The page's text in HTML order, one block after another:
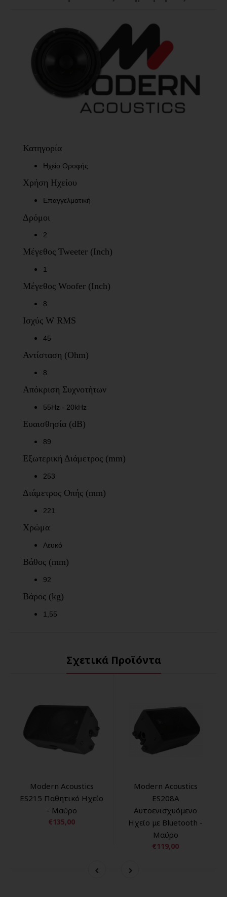
Κατηγορία
Ηχείο Οροφής
Χρήση Ηχείου
Επαγγελματική
Δρόμοι
2
Μέγεθος Tweeter (Inch)
1
Μέγεθος Woofer (Inch)
8
Ισχύς W RMS
45
Αντίσταση (Ohm)
8
Απόκριση Συχνοτήτων
55Hz - 20kHz
Ευαισθησία (dB)
89
Εξωτερική Διάμετρος (mm)
253
Διάμετρος Οπής (mm)
221
Χρώμα
Λευκό
Βάθος (mm)
92
Βάρος (kg)
1,55
Σχετικά Προϊόντα
Modern Acoustics
ES215 Παθητικό Ηχείο
- Μαύρο
€135,00
Modern Acoustics
ES208A
Αυτοενισχυόμενο
Ηχείο με Bluetooth -
Μαύρο
€119,00